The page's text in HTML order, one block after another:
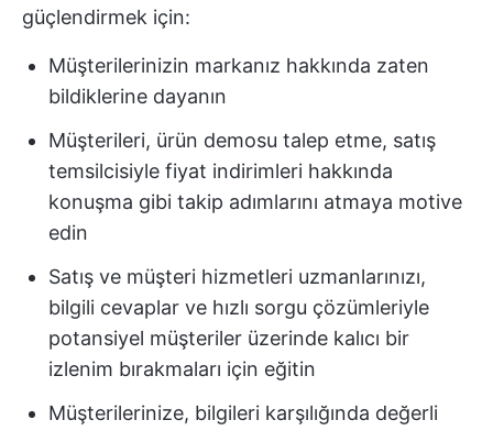
güçlendirmek için:
Müşterilerinizin markanız hakkında zaten
bildiklerine dayanın
Müşterileri, ürün demosu talep etme, satış
temsilcisiyle fiyat indirimleri hakkında
konuşma gibi takip adımlarını atmaya motive
edin
Satış ve müşteri hizmetleri uzmanlarınızı,
bilgili cevaplar ve hızlı sorgu çözümleriyle
potansiyel müşteriler üzerinde kalıcı bir
izlenim bırakmaları için eğitin
Müşterilerinize, bilgileri karşılığında değerli